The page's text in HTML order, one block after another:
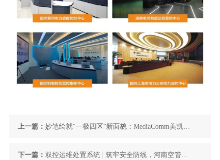
上一篇： 妙笔绘就“一极四区”新面貌：MediaComm美凯助
力罗山社会治理指挥大脑建设
下一篇： 双控运维处置系统 | 筑牢安全防线，河南空管分